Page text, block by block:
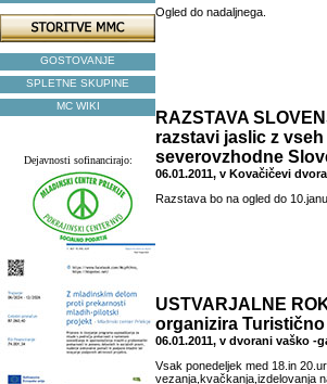
GOSTOVANJE
SPLETNE SKUPINE
MC WIKI
Dejavnosti sofinancirajo:
Ogled do nadaljnega.
RAZSTAVA
razstavi jaslic z
severovzhodne
06.01.2011, v Kovačičevi
Razstava bo na ogled do
USTVARJALNE
organizira
06.01.2011, v dvorani vaško -
Vsak ponedeljek med 18.in
vezanja,kvačkanja,izdelovanja